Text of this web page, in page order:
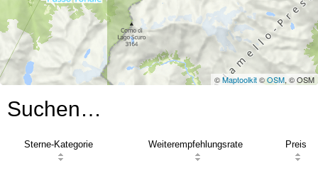
©Maptoolkit©OSM, © OSM
Suchen…
Sterne-Kategorie Weiterempfehlungsrate Preis